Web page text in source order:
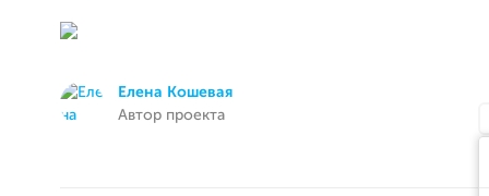
Елена Кошевая
Автор проекта